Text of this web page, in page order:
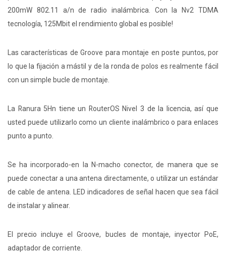
200mW 802.11 a/n de radio inalámbrica. Con la Nv2 TDMA
tecnología, 125Mbit el rendimiento global es posible!
Las características de Groove para montaje en poste puntos, por
lo que la fijación a mástil y de la ronda de polos es realmente fácil
con un simple bucle de montaje.
La Ranura 5Hn tiene un RouterOS Nivel 3 de la licencia, así que
usted puede utilizarlo como un cliente inalámbrico o para enlaces
punto a punto.
Se ha incorporado-en la N-macho conector, de manera que se
puede conectar a una antena directamente, o utilizar un estándar
de cable de antena. LED indicadores de señal hacen que sea fácil
de instalar y alinear.
El precio incluye el Groove, bucles de montaje, inyector PoE,
adaptador de corriente.